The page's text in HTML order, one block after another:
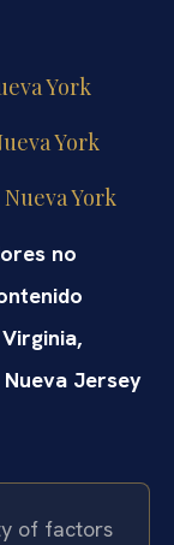
York
York
York
no
Jersey
of factors